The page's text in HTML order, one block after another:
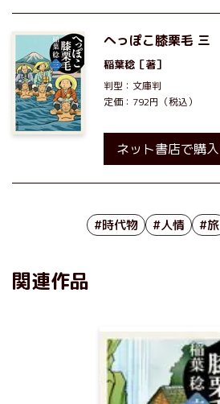
へっぽこ膝栗毛 三
稲葉稔 ［著］
判型：文庫判
定価：792円（税込）
ネット書店で購
#時代物 #人情 #旅
関連作品